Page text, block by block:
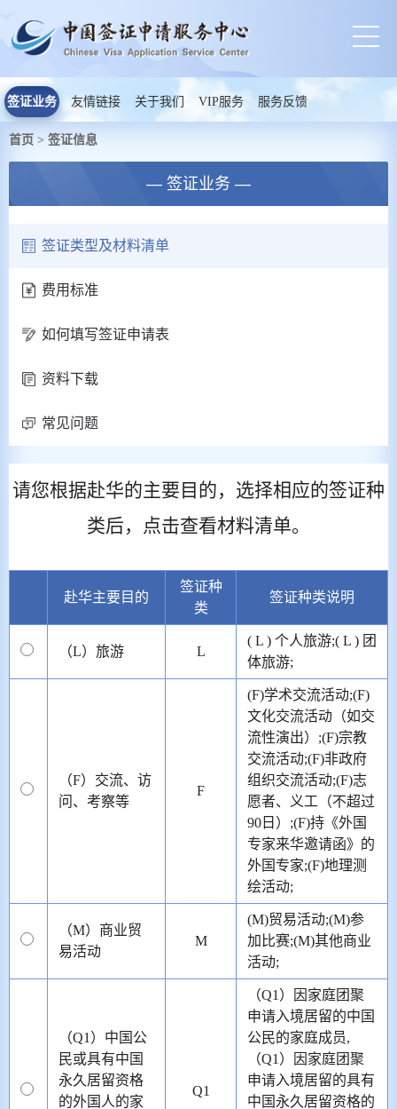
签证业务 友情链接 关于我们 VIP服务 服务反馈
首页 > 签证信息
— 签证业务 —
签证类型及材料清单
费用标准
如何填写签证申请表
资料下载
常见问题
请您根据赴华的主要目的，选择相应的签证种
类后，点击查看材料清单。
赴华主要目的
签证种
类
签证种类说明
（L）旅游 L
( L ) 个人旅游;( L ) 团
体旅游;
（F）交流、访
问、考察等
F
(F)学术交流活动;(F)
文化交流活动（如交
流性演出）;(F)宗教
交流活动;(F)非政府
组织交流活动;(F)志
愿者、义工（不超过
90日）;(F)持《外国
专家来华邀请函》的
外国专家;(F)地理测
绘活动;
（M）商业贸
易活动
M
(M)贸易活动;(M)参
加比赛;(M)其他商业
活动;
（Q1）中国公
民或具有中国
永久居留资格
的外国人的家
Q1
（Q1）因家庭团聚
申请入境居留的中国
公民的家庭成员,
（Q1）因家庭团聚
申请入境居留的具有
中国永久居留资格的